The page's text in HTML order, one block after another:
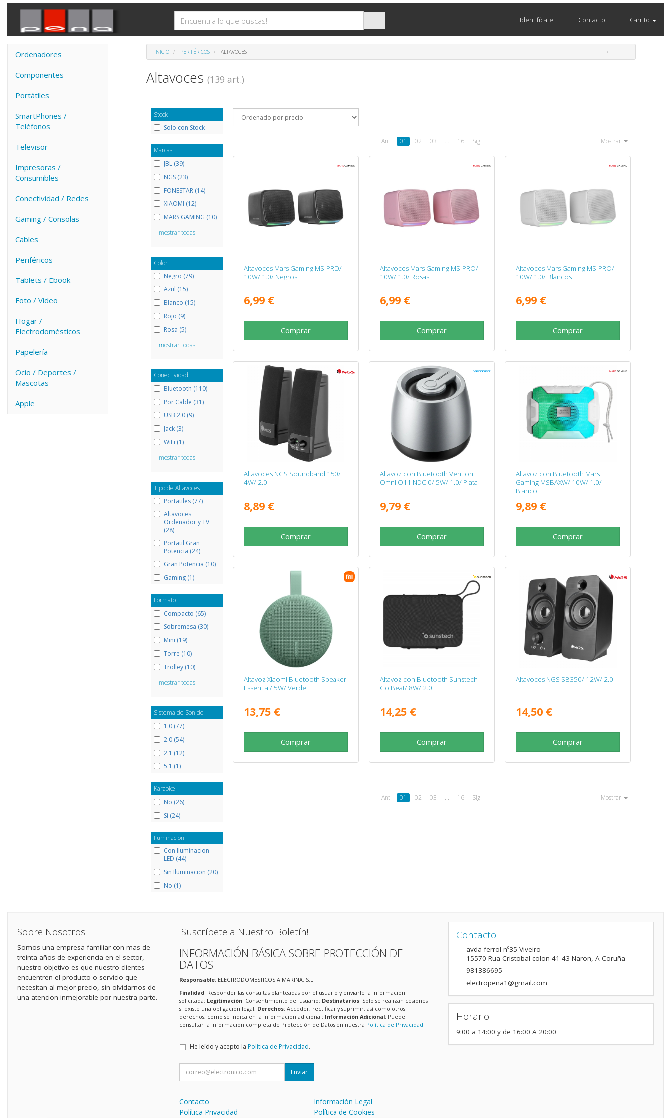
Identifícate Contacto Carrito
Ordenadores
Componentes
Portátiles
SmartPhones /
Teléfonos
Televisor
Impresoras /
Consumibles
Conectividad / Redes
Gaming / Consolas
Cables
Periféricos
Tablets / Ebook
Foto / Video
Hogar /
Electrodomésticos
Papelería
Ocio / Deportes /
Mascotas
Apple
INICIO PERIFÉRICOS ALTAVOCES
Altavoces (139 art.)
Stock
Solo con Stock
Marcas
JBL (39)
NGS (23)
FONESTAR (14)
XIAOMI (12)
MARS GAMING (10)
mostrar todas
Color
Negro (79)
Azul (15)
Blanco (15)
Rojo (9)
Rosa (5)
mostrar todas
Conectividad
Bluetooth (110)
Por Cable (31)
USB 2.0 (9)
Jack (3)
WiFi (1)
mostrar todas
Tipo de Altavoces
Portatiles (77)
Altavoces
Ordenador y TV
(28)
Portatil Gran
Potencia (24)
Gran Potencia (10)
Gaming (1)
Formato
Compacto (65)
Sobremesa (30)
Mini (19)
Torre (10)
Trolley (10)
mostrar todas
Sistema de Sonido
1.0 (77)
2.0 (54)
2.1 (12)
5.1 (1)
Karaoke
No (26)
Si (24)
Iluminacion
Con Iluminacion
LED (44)
Sin Iluminacion (20)
No (1)
Ant. 01 02 03 ... 16 Sig. Mostrar
Altavoces Mars Gaming MS-PRO/
10W/ 1.0/ Negros
6,99 €
Comprar
Altavoces Mars Gaming MS-PRO/
10W/ 1.0/ Rosas
6,99 €
Comprar
Altavoces Mars Gaming MS-PRO/
10W/ 1.0/ Blancos
6,99 €
Comprar
Altavoces NGS Soundband 150/
4W/ 2.0
8,89 €
Comprar
Altavoz con Bluetooth Vention
Omni O11 NDCI0/ 5W/ 1.0/ Plata
9,79 €
Comprar
Altavoz con Bluetooth Mars
Gaming MSBAXW/ 10W/ 1.0/
Blanco
9,89 €
Comprar
Altavoz Xiaomi Bluetooth Speaker
Essential/ 5W/ Verde
13,75 €
Comprar
Altavoz con Bluetooth Sunstech
Go Beat/ 8W/ 2.0
14,25 €
Comprar
Altavoces NGS SB350/ 12W/ 2.0
14,50 €
Comprar
Ant. 01 02 03 ... 16 Sig. Mostrar
Sobre Nosotros
Somos una empresa familiar con mas de
treinta años de experiencia en el sector,
nuestro objetivo es que nuestro clientes
encuentren el producto o servicio que
necesitan al mejor precio, sin olvidarnos de
una atencion inmejorable por nuestra parte.
¡Suscríbete a Nuestro Boletín!
INFORMACIÓN BÁSICA SOBRE PROTECCIÓN DE
DATOS
Responsable: ELECTRODOMESTICOS A MARIÑA, S.L.
Finalidad: Responder las consultas planteadas por el usuario y enviarle la información
solicitada; Legitimación: Consentimiento del usuario; Destinatarios: Solo se realizan cesiones
si existe una obligación legal; Derechos: Acceder, rectificar y suprimir, así como otros
derechos, como se indica en la información adicional; Información Adicional: Puede
consultar la información completa de Protección de Datos en nuestra Política de Privacidad.
He leído y acepto la Política de Privacidad.
Enviar
Contacto
Información Legal
Política Privacidad
Política de Cookies
Contacto
avda ferrol nº35 Viveiro
15570 Rua Cristobal colon 41-43 Naron, A Coruña
981386695
electropena1@gmail.com
Horario
9:00 a 14:00 y de 16:00 A 20:00